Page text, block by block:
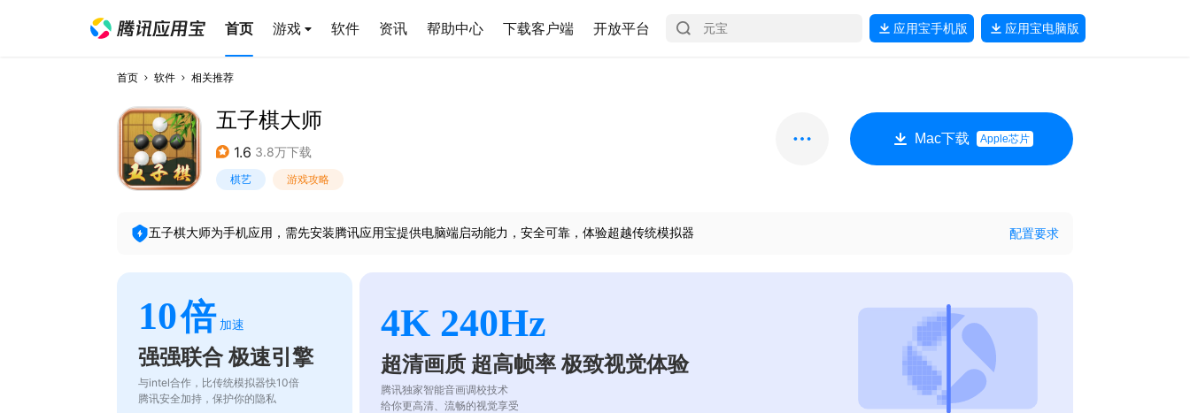
首页 游戏 软件 资讯 帮助中心 下载客户端 开放平台 应用宝手机版 应用宝电脑版
首页 软件 相关推荐
五子棋大师
1.6 3.8万下载
棋艺 游戏攻略
Mac下载 Apple芯片
五子棋大师为手机应用，需先安装腾讯应用宝提供电脑端启动能力，安全可靠，体验超越传统模拟器 配置要求
10倍 加速
强强联合 极速引擎
与intel合作，比传统模拟器快10倍
腾讯安全加持，保护你的隐私
4K 240Hz
超清画质 超高帧率 极致视觉体验
腾讯独家智能音画调校技术
给你更高清、流畅的视觉享受